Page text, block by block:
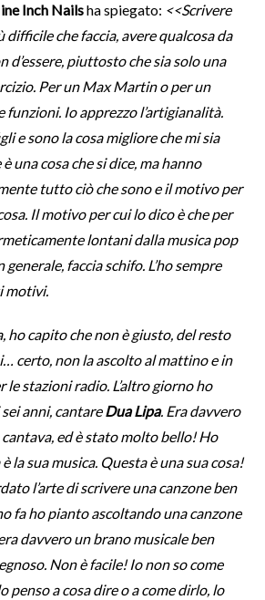
Inch Nailsha spiegato: <<Scrivere
difficile che faccia, avere qualcosa da
d’essere, piuttosto che sia solo una
Per un Max Martin o per un
funzioni. Io apprezzo l’artigianalità.
e sono la cosa migliore che mi sia
una cosa che si dice, ma hanno
tutto ciò che sono e il motivo per
Il motivo per cui lo dico è che per
lontani dalla musica pop
generale, faccia schifo. L’ho sempre
motivi.
ho capito che non è giusto, del resto
certo, non la ascolto al mattino e in
le stazioni radio. L’altro giorno ho
anni, cantareDua Lipa. Era davvero
ed è stato molto bello! Ho
la sua musica. Questa è una sua cosa!
l’arte di scrivere una canzone ben
fa ho pianto ascoltando una canzone
davvero un brano musicale ben
Non è facile! Io non so come
penso a cosa dire o a come dirlo, lo